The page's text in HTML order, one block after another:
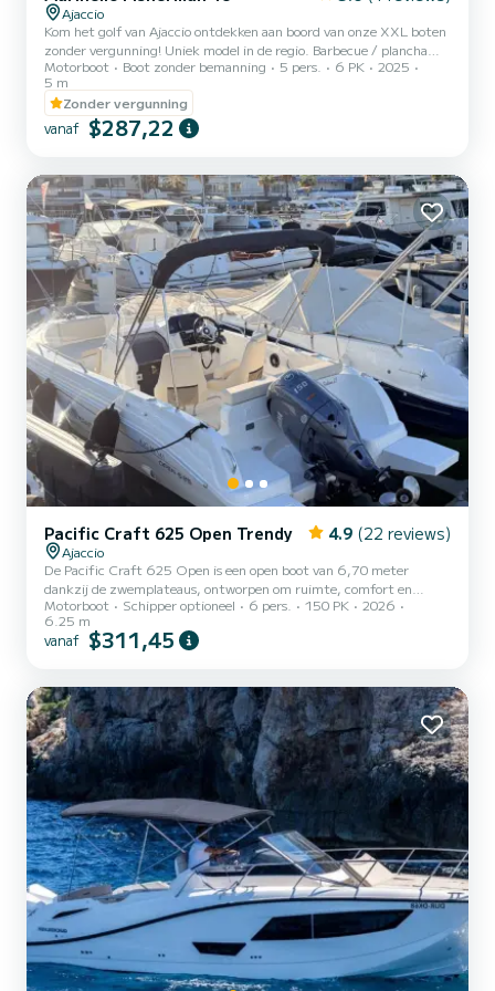
Ajaccio
Kom het golf van Ajaccio ontdekken aan boord van onze XXL boten
zonder vergunning! Uniek model in de regio. Barbecue / plancha
aan boord. Bluetooth radio! USB-aansluiting. Zonnezeil. Brandstof
inbegrepen!!!
Motorboot Boot zonder bemanning 5 pers. 6 PK
2025
5 m
Zonder vergunning
vanaf $287,22
Pacific Craft 625 Open Trendy 4.9 (22 reviews)
Ajaccio
De Pacific Craft 625 Open is een open boot van 6,70 meter
dankzij de zwemplateaus, ontworpen om ruimte, comfort en
prestaties te bieden tijdens uitstapjes op zee. Met een capaciteit
tot 7 personen is het perfect voor familie-uitstapjes (zeer veilig
met kinderen in tegenstelling tot een halfstijve boot), vissen of
anker. Het dekplan omvat een groot omvormbaar zonnede...
Motorboot Schipper optioneel 6 pers. 150 PK
2026
6.25 m
vanaf $311,45